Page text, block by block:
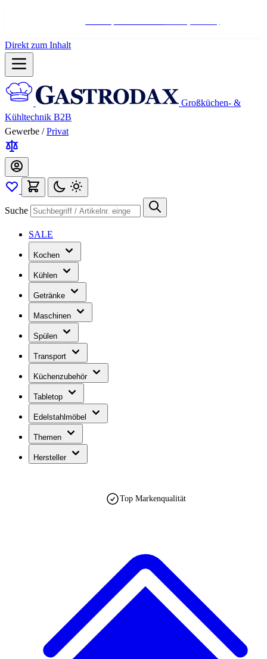
Direkt zum Inhalt
Großküchen- &
Kühltechnik B2B
Gewerbe / Privat
Suche
SALE
Kochen
Kühlen
Getränke
Maschinen
Spülen
Transport
Küchenzubehör
Tabletop
Edelstahlmöbel
Themen
Hersteller
Top Markenqualität